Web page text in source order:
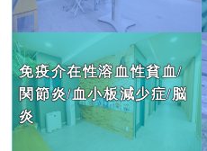
免疫介在性溶血性貧血/
関節炎/血小板減少症/脳
炎